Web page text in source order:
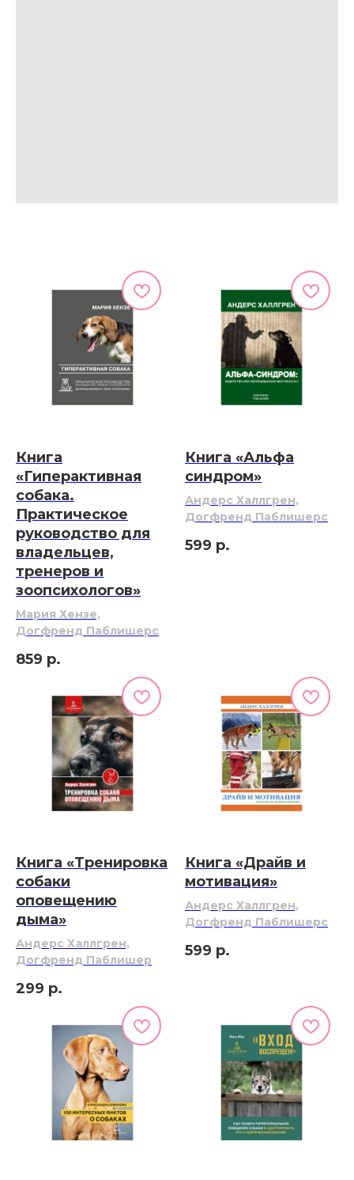
Книга
«Гиперактивная
собака.
Практическое
руководство для
владельцев,
тренеров и
зоопсихологов»
Мария Хензе,
Догфренд Паблишерс
859 р.
Книга «Альфа
синдром»
Андерс Халлгрен,
Догфренд Паблишерс
599 р.
Книга «Тренировка
собаки
оповещению
дыма»
Андерс Халлгрен,
Догфренд Паблишер
299 р.
Книга «Драйв и
мотивация»
Андерс Халлгрен,
Догфренд Паблишерс
599 р.